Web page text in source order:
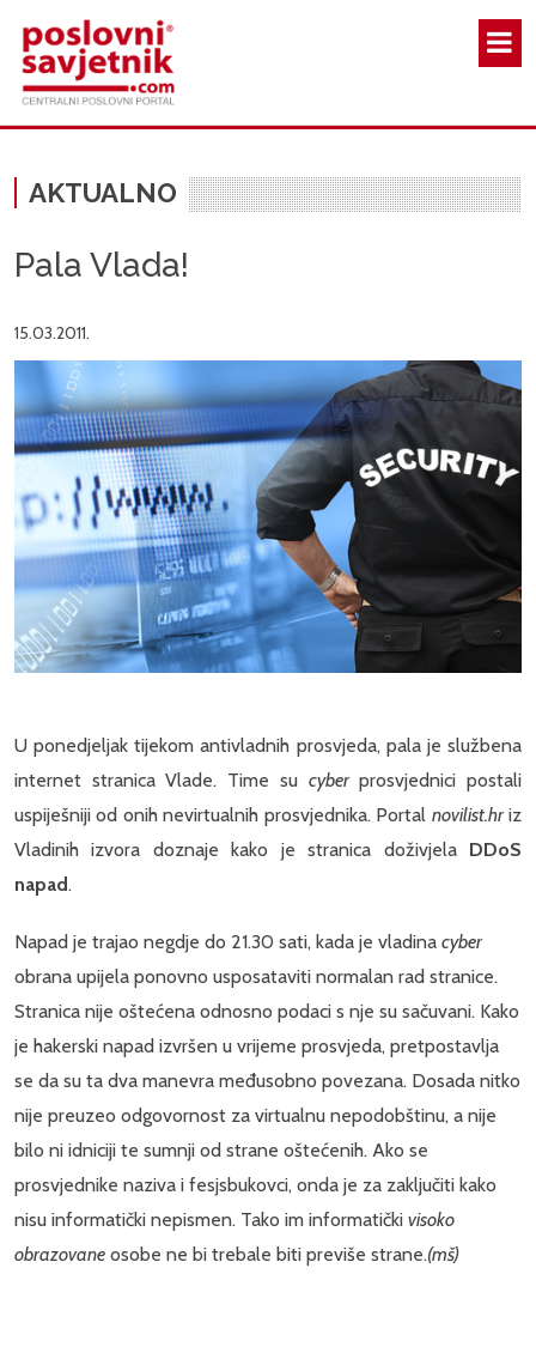
AKTUALNO
Pala Vlada!
15.03.2011.
U ponedjeljak tijekom antivladnih prosvjeda, pala je službena
internet stranica Vlade. Time su cyberprosvjednici postali
uspiješniji od onih nevirtualnih prosvjednika. Portal novilist.hriz
Vladinih izvora doznaje kako je stranica doživjela DDoS
napad.
Napad je trajao negdje do 21.30 sati, kada je vladina cyber
obrana upijela ponovno usposataviti normalan rad stranice.
Stranica nije oštećena odnosno podaci s nje su sačuvani. Kako
je hakerski napad izvršen u vrijeme prosvjeda, pretpostavlja
se da su ta dva manevra međusobno povezana. Dosada nitko
nije preuzeo odgovornost za virtualnu nepodobštinu, a nije
bilo ni idniciji te sumnji od strane oštećenih. Ako se
prosvjednike naziva i fesjsbukovci, onda je za zaključiti kako
nisu informatički nepismen. Tako im informatički visoko
obrazovane osobe ne bi trebale biti previše strane.(mš)